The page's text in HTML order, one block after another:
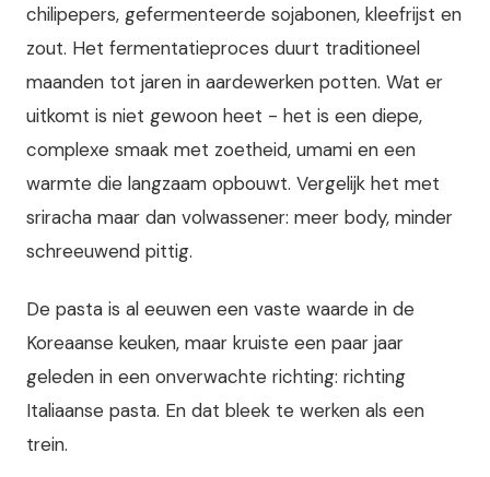
chilipepers, gefermenteerde sojabonen, kleefrijst en
zout. Het fermentatieproces duurt traditioneel
maanden tot jaren in aardewerken potten. Wat er
uitkomt is niet gewoon heet - het is een diepe,
complexe smaak met zoetheid, umami en een
warmte die langzaam opbouwt. Vergelijk het met
sriracha maar dan volwassener: meer body, minder
schreeuwend pittig.
De pasta is al eeuwen een vaste waarde in de
Koreaanse keuken, maar kruiste een paar jaar
geleden in een onverwachte richting: richting
Italiaanse pasta. En dat bleek te werken als een
trein.